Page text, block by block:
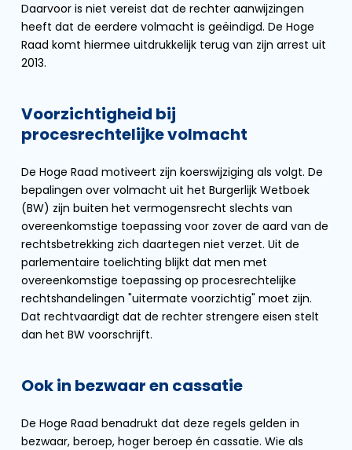
Daarvoor is niet vereist dat de rechter aanwijzingen
heeft dat de eerdere volmacht is geëindigd. De Hoge
Raad komt hiermee uitdrukkelijk terug van zijn arrest uit
2013.
Voorzichtigheid bij
procesrechtelijke volmacht
De Hoge Raad motiveert zijn koerswijziging als volgt. De
bepalingen over volmacht uit het Burgerlijk Wetboek
(BW) zijn buiten het vermogensrecht slechts van
overeenkomstige toepassing voor zover de aard van de
rechtsbetrekking zich daartegen niet verzet. Uit de
parlementaire toelichting blijkt dat men met
overeenkomstige toepassing op procesrechtelijke
rechtshandelingen "uitermate voorzichtig" moet zijn.
Dat rechtvaardigt dat de rechter strengere eisen stelt
dan het BW voorschrijft.
Ook in bezwaar en cassatie
De Hoge Raad benadrukt dat deze regels gelden in
bezwaar, beroep, hoger beroep én cassatie. Wie als